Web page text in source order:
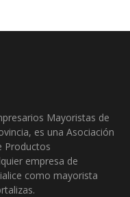
Mayoristas de
es una Asociación
Productos
empresa de
como mayorista